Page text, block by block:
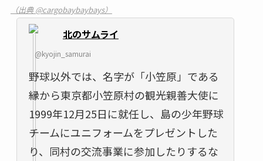
（出典 @cargobaybaybays）
北のサムライ
@kyojin_samurai
野球以外では、名字が「小笠原」である
縁から東京都小笠原村の観光親善大使に
1999年12月25日に就任し、島の少年野球
チームにユニフォームをプレゼントした
り、同村の交流事業に参加したりするな